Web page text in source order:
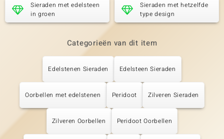
Sieraden met edelsteen
in groen
Sieraden met hetzelfde
type design
Categorieën van dit item
Edelstenen Sieraden Edelsteen Sieraden
Oorbellen met edelstenen Peridoot Zilveren Sieraden
Zilveren Oorbellen Peridoot Oorbellen